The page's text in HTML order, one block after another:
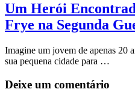
Um Herói
Frye na Segunda
Imagine um jovem de apenas 20
sua pequena cidade para …
Deixe um comentário